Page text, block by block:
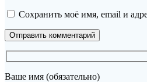
Сохранить моё имя, email и
Ваше имя (обязательно)